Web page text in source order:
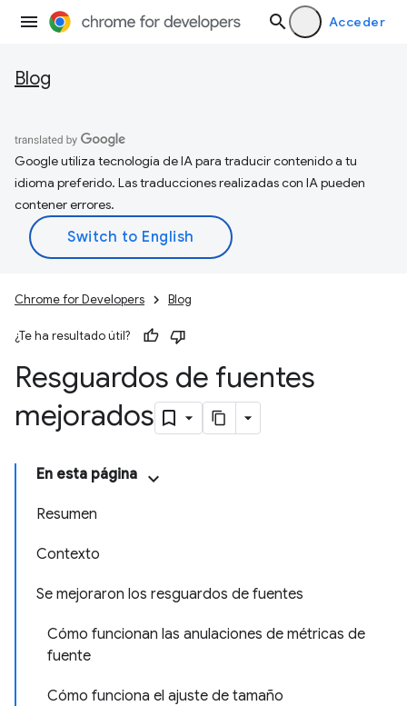
Acceder
Blog
Google utiliza tecnología de IA para traducir contenido a tu
idioma preferido. Las traducciones realizadas con IA pueden
contener errores.
Chrome for Developers Blog
¿Te ha resultado útil?
Resguardos de fuentes
mejorados
En esta página
Resumen
Contexto
Se mejoraron los resguardos de fuentes
Cómo funcionan las anulaciones de métricas de
fuente
Cómo funciona el ajuste de tamaño